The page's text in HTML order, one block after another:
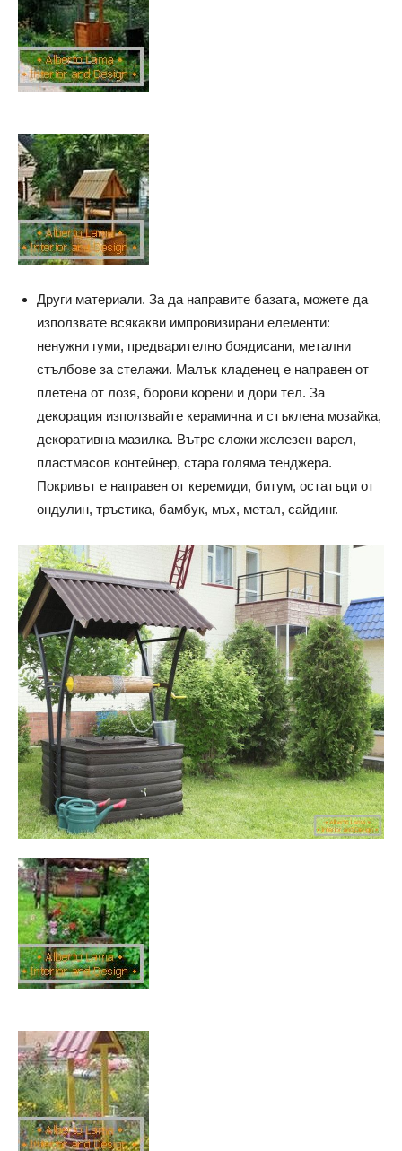
Други материали. За да направите базата, можете да
използвате всякакви импровизирани елементи:
ненужни гуми, предварително боядисани, метални
стълбове за стелажи. Малък кладенец е направен от
плетена от лозя, борови корени и дори тел. За
декорация използвайте керамична и стъклена мозайка,
декоративна мазилка. Вътре сложи железен варел,
пластмасов контейнер, стара голяма тенджера.
Покривът е направен от керемиди, битум, остатъци от
ондулин, тръстика, бамбук, мъх, метал, сайдинг.